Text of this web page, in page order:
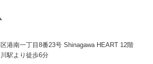
港南一丁目8番23号 Shinagawa HEART 12階
駅より徒歩6分